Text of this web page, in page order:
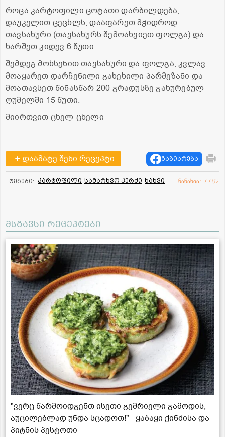
როცა კარტოფილი ცოტათი დარბილდება,
დაუკელით ცეცხლს, დააფარეთ მჭიდროდ
თავსახური (თავსახურს შემოახვიეთ ფოლგა) და
ხარშეთ კიდევ 6 წუთი.
შემდეგ მოხსენით თავსახური და ფოლგა, კვლავ
მოაყარეთ დარჩენილი გახეხილი პარმეზანი და
მოათავსეთ წინასწარ 200 გრადუსზე გახურებულ
ღუმელში 15 წუთი.
მიირთვით ცხელ-ცხელი
დაამატე შენი რეცეპტი გაზიარება
ტეგები: კარტოფილი სამარხვო კერძი ხახვი ნანახია: 7782
მსგავსი რეცეპტები
"ვერც წარმოიდგენთ ისეთი გემრიელი გამოდის,
აუცილებლად უნდა სცადოთ!" - ყაბაყი ქინძისა და
პიტნის პესტოთი